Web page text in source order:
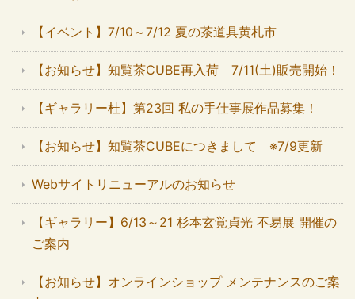
【イベント】7/10～7/12 夏の茶道具黄札市
【お知らせ】知覧茶CUBE再入荷 7/11(土)販売開始！
【ギャラリー杜】第23回 私の手仕事展作品募集！
【お知らせ】知覧茶CUBEにつきまして ※7/9更新
Webサイトリニューアルのお知らせ
【ギャラリー】6/13～21 杉本玄覚貞光 不易展 開催の
ご案内
【お知らせ】オンラインショップ メンテナンスのご案